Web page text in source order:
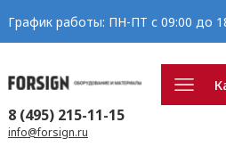
График работы: ПН-ПТ с 09:00 до
8 (495) 215-11-15
info@forsign.ru